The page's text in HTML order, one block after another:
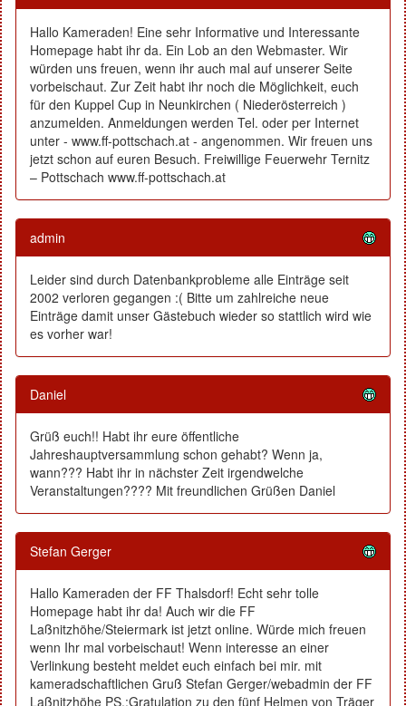
Hallo Kameraden! Eine sehr Informative und Interessante
Homepage habt ihr da. Ein Lob an den Webmaster. Wir
würden uns freuen, wenn ihr auch mal auf unserer Seite
vorbeischaut. Zur Zeit habt ihr noch die Möglichkeit, euch
für den Kuppel Cup in Neunkirchen ( Niederösterreich )
anzumelden. Anmeldungen werden Tel. oder per Internet
unter - www.ff-pottschach.at - angenommen. Wir freuen uns
jetzt schon auf euren Besuch. Freiwillige Feuerwehr Ternitz
– Pottschach www.ff-pottschach.at
admin
Leider sind durch Datenbankprobleme alle Einträge seit
2002 verloren gegangen :( Bitte um zahlreiche neue
Einträge damit unser Gästebuch wieder so stattlich wird wie
es vorher war!
Daniel
Grüß euch!! Habt ihr eure öffentliche
Jahreshauptversammlung schon gehabt? Wenn ja,
wann??? Habt ihr in nächster Zeit irgendwelche
Veranstaltungen???? Mit freundlichen Grüßen Daniel
Stefan Gerger
Hallo Kameraden der FF Thalsdorf! Echt sehr tolle
Homepage habt ihr da! Auch wir die FF
Laßnitzhöhe/Steiermark ist jetzt online. Würde mich freuen
wenn Ihr mal vorbeischaut! Wenn interesse an einer
Verlinkung besteht meldet euch einfach bei mir. mit
kameradschaftlichen Gruß Stefan Gerger/webadmin der FF
Laßnitzhöhe PS.:Gratulation zu den fünf Helmen von Träger